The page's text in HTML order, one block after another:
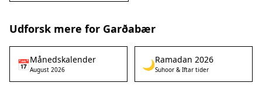
Udforsk mere for Garðabær
📅Månedskalender
August 2026 🌙Ramadan 2026
Suhoor & Iftar tider